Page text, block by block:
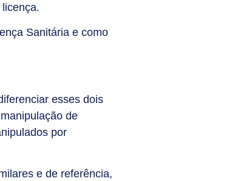
Sanitária e como
esses dois
de
por
e de referência,